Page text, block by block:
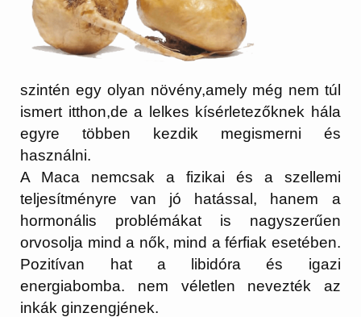
szintén egy olyan növény,amely még nem túl
ismert itthon,de a lelkes kísérletezőknek hála
egyre többen kezdik megismerni és
használni.
A Maca nemcsak a fizikai és a szellemi
teljesítményre van jó hatással, hanem a
hormonális problémákat is nagyszerűen
orvosolja mind a nők, mind a férfiak esetében.
Pozitívan hat a libidóra és igazi
energiabomba. nem véletlen nevezték az
inkák ginzengjének.